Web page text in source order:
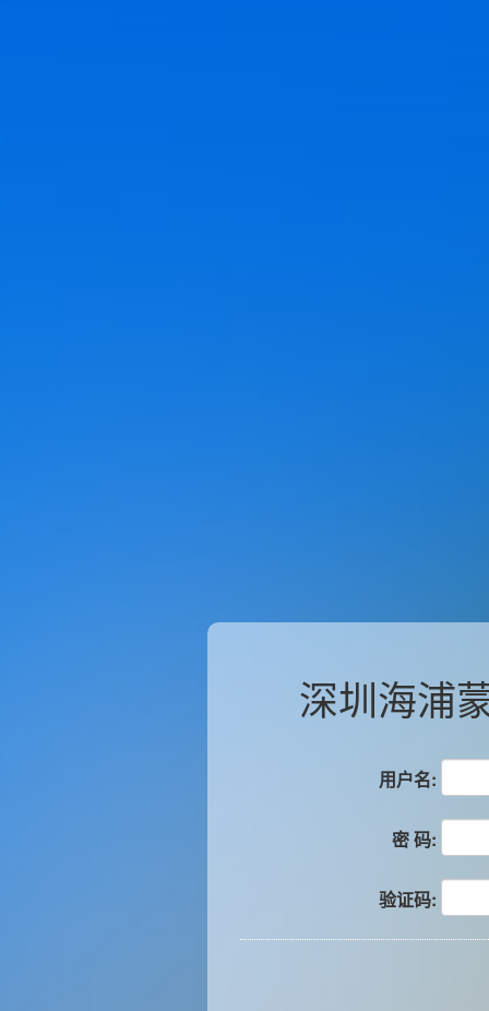
深圳海浦
用户名:
密 码:
验证码: